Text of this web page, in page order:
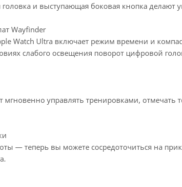
и выступающая боковая кнопка делают
Wayfinder
Watch Ultra включает режим времени и
слабого освещения поворот цифровой
мгновенно управлять тренировками, отмечать
— теперь вы можете сосредоточиться на